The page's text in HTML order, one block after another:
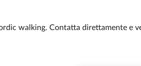
walking. Contatta direttamente e